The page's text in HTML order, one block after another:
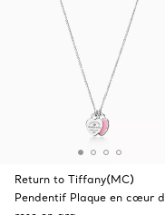
Return to Tiffany(MC)
Pendentif Plaque en cœur